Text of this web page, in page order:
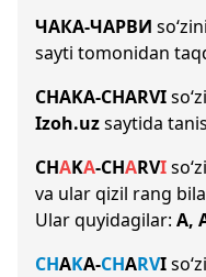
ЧАКА-ЧАРВИ
sayti tomonidan
CHAKA-CHARVI
Izoh.uzsaytida
CHAKA-CHARVI
va ular qizil rang
Ular quyidagilar: A,
CHAKA-CHARVI